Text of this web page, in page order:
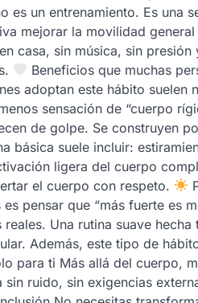
es un entrenamiento. Es una
mejorar la movilidad
casa, sin música, sin
Beneficios que muchas
adoptan este hábito
sensación de “cuerpo
de golpe. Se construyen
básica suele incluir:
ligera del cuerpo
el cuerpo con respeto.
pensar que “más fuerte es
Una rutina suave
Además, este tipo de
para ti Más allá del cuerpo,
ruido, sin exigencias